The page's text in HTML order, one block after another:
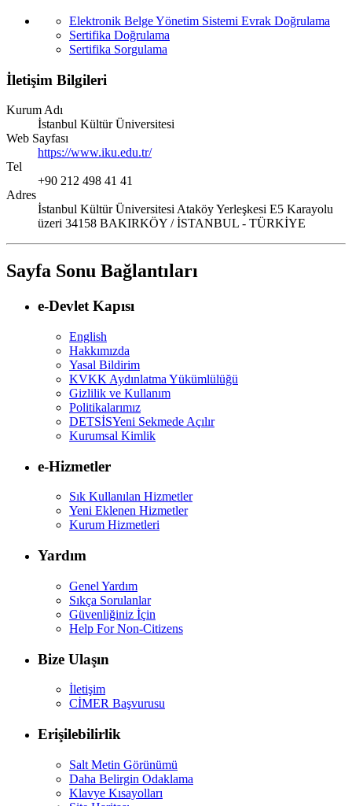
Elektronik Belge Yönetim Sistemi Evrak Doğrulama
Sertifika Doğrulama
Sertifika Sorgulama
İletişim Bilgileri
Kurum Adı
İstanbul Kültür Üniversitesi
Web Sayfası
https://www.iku.edu.tr/
Tel
+90 212 498 41 41
Adres
İstanbul Kültür Üniversitesi Ataköy Yerleşkesi E5 Karayolu
üzeri 34158 BAKIRKÖY / İSTANBUL - TÜRKİYE
Sayfa Sonu Bağlantıları
e-Devlet Kapısı
English
Hakkımızda
Yasal Bildirim
KVKK Aydınlatma Yükümlülüğü
Gizlilik ve Kullanım
Politikalarımız
DETSİSYeni Sekmede Açılır
Kurumsal Kimlik
e-Hizmetler
Sık Kullanılan Hizmetler
Yeni Eklenen Hizmetler
Kurum Hizmetleri
Yardım
Genel Yardım
Sıkça Sorulanlar
Güvenliğiniz İçin
Help For Non-Citizens
Bize Ulaşın
İletişim
CİMER Başvurusu
Erişilebilirlik
Salt Metin Görünümü
Daha Belirgin Odaklama
Klavye Kısayolları